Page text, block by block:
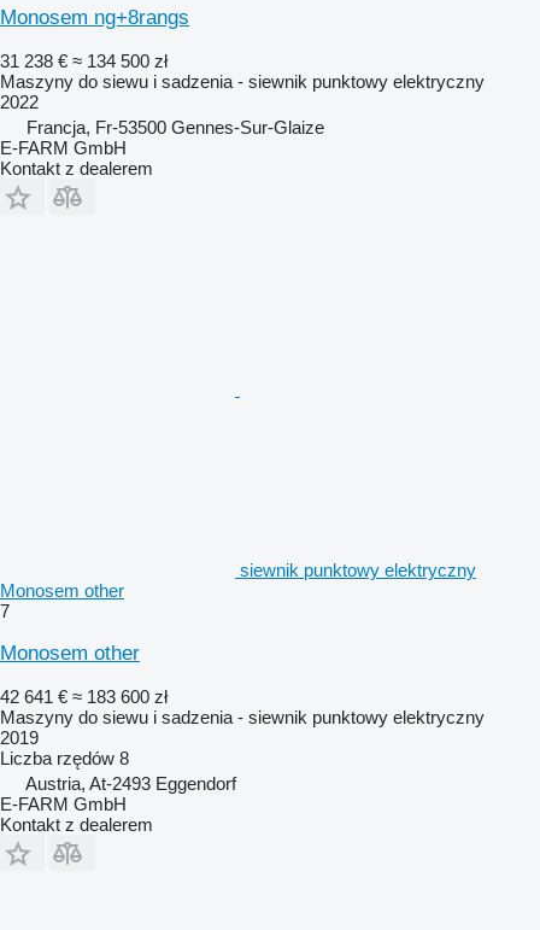
Monosem ng+8rangs
31 238 € ≈ 134 500 zł
Maszyny do siewu i sadzenia - siewnik punktowy elektryczny
2022
Francja, Fr-53500 Gennes-Sur-Glaize
E-FARM GmbH
Kontakt z dealerem
siewnik punktowy elektryczny
Monosem other
7
Monosem other
42 641 € ≈ 183 600 zł
Maszyny do siewu i sadzenia - siewnik punktowy elektryczny
2019
Liczba rzędów 8
Austria, At-2493 Eggendorf
E-FARM GmbH
Kontakt z dealerem